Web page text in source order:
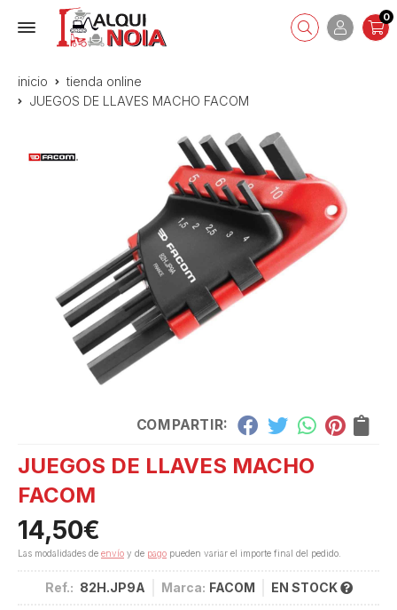
0
inicio
tienda online
JUEGOS DE LLAVES MACHO FACOM
COMPARTIR:
JUEGOS DE LLAVES MACHO
FACOM
14,50€
Las modalidades de envío y de pago pueden variar el importe final del pedido.
Ref.: 82H.JP9A Marca: FACOM EN STOCK